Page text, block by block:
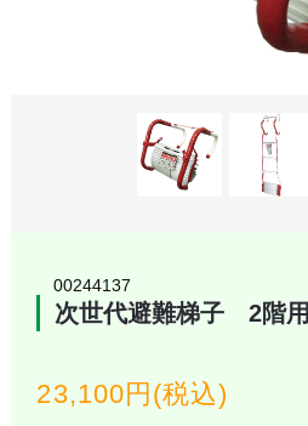
00244137
次世代避難梯子 2階用
23,100円(税込)